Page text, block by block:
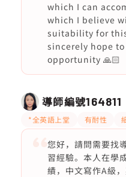
which I can
which I believe
suitability for
sincerely hope
opportunity 🙏🏻
導師編號164811
*全英語上堂 有耐性
您好，請問需要找
習經驗。本人在學
績，中文寫作A級